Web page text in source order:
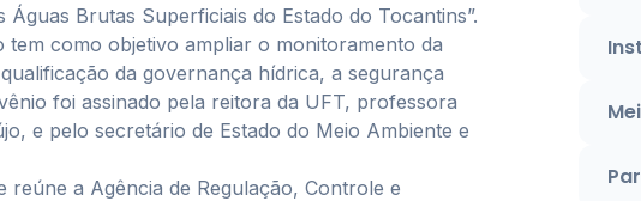
Brutas Superficiais do Estado do Tocantins”.
como objetivo ampliar o monitoramento da
da governança hídrica, a segurança
foi assinado pela reitora da UFT, professora
e pelo secretário de Estado do Meio Ambiente e
a Agência de Regulação, Controle e